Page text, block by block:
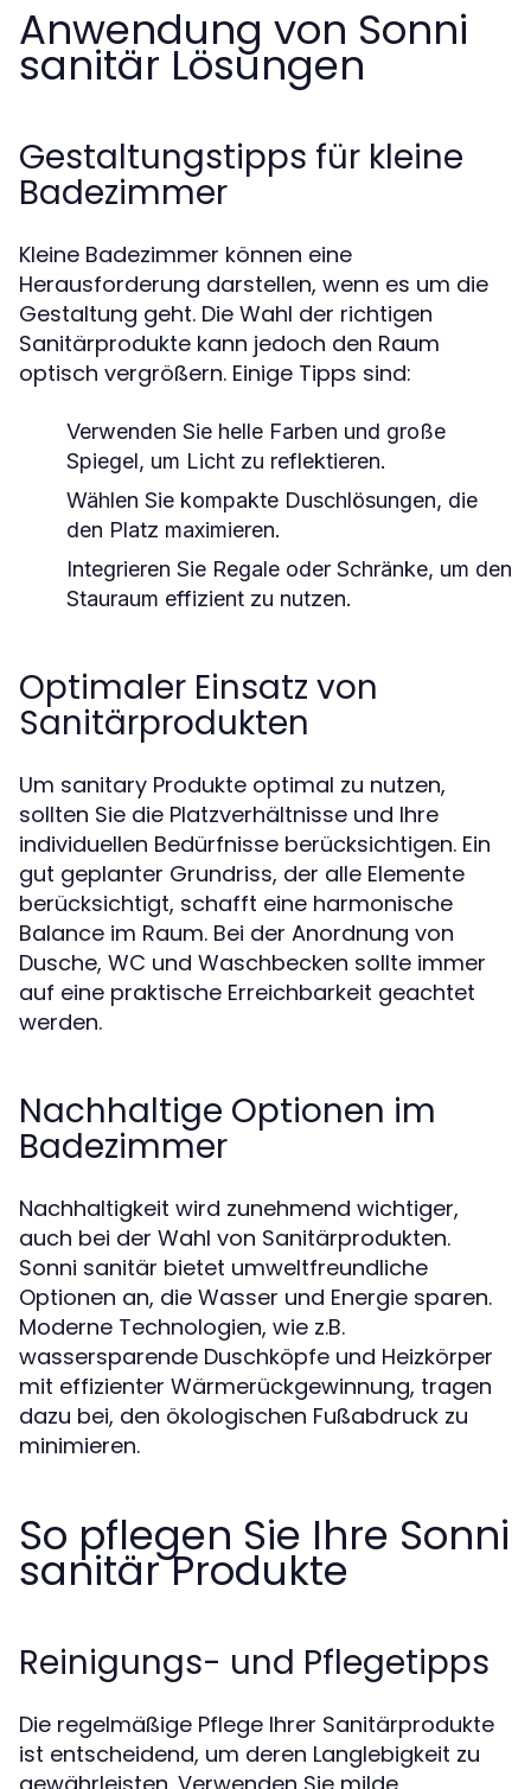
Anwendung von Sonni
sanitär Lösungen
Gestaltungstipps für kleine
Badezimmer
Kleine Badezimmer können eine
Herausforderung darstellen, wenn es um die
Gestaltung geht. Die Wahl der richtigen
Sanitärprodukte kann jedoch den Raum
optisch vergrößern. Einige Tipps sind:
Verwenden Sie helle Farben und große
Spiegel, um Licht zu reflektieren.
Wählen Sie kompakte Duschlösungen, die
den Platz maximieren.
Integrieren Sie Regale oder Schränke, um den
Stauraum effizient zu nutzen.
Optimaler Einsatz von
Sanitärprodukten
Um sanitary Produkte optimal zu nutzen,
sollten Sie die Platzverhältnisse und Ihre
individuellen Bedürfnisse berücksichtigen. Ein
gut geplanter Grundriss, der alle Elemente
berücksichtigt, schafft eine harmonische
Balance im Raum. Bei der Anordnung von
Dusche, WC und Waschbecken sollte immer
auf eine praktische Erreichbarkeit geachtet
werden.
Nachhaltige Optionen im
Badezimmer
Nachhaltigkeit wird zunehmend wichtiger,
auch bei der Wahl von Sanitärprodukten.
Sonni sanitär bietet umweltfreundliche
Optionen an, die Wasser und Energie sparen.
Moderne Technologien, wie z.B.
wassersparende Duschköpfe und Heizkörper
mit effizienter Wärmerückgewinnung, tragen
dazu bei, den ökologischen Fußabdruck zu
minimieren.
So pflegen Sie Ihre Sonni
sanitär Produkte
Reinigungs- und Pflegetipps
Die regelmäßige Pflege Ihrer Sanitärprodukte
ist entscheidend, um deren Langlebigkeit zu